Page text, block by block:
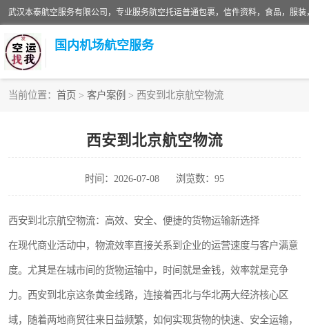
国内机场航空服务
当前位置： 首页 > 客户案例 > 西安到北京航空物流
西安到北京航空物流
时间：2026-07-08 浏览数：95
西安到北京航空物流：高效、安全、便捷的货物运输新选择
在现代商业活动中，物流效率直接关系到企业的运营速度与客户满意
度。尤其是在城市间的货物运输中，时间就是金钱，效率就是竞争
力。西安到北京这条黄金线路，连接着西北与华北两大经济核心区
域，随着两地商贸往来日益频繁，如何实现货物的快速、安全运输，